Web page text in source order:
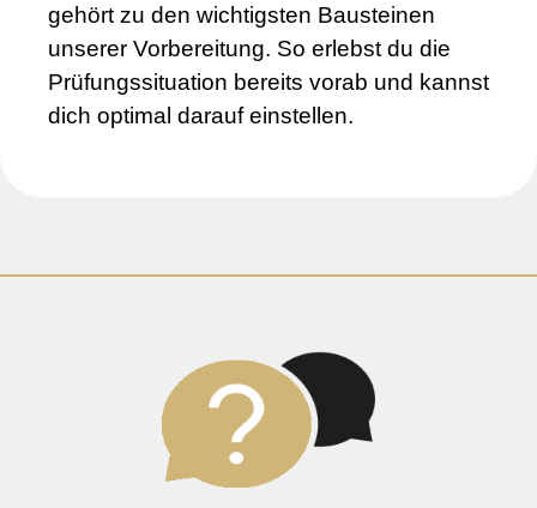
gehört zu den wichtigsten Bausteinen
unserer Vorbereitung. So erlebst du die
Prüfungssituation bereits vorab und kannst
dich optimal darauf einstellen.